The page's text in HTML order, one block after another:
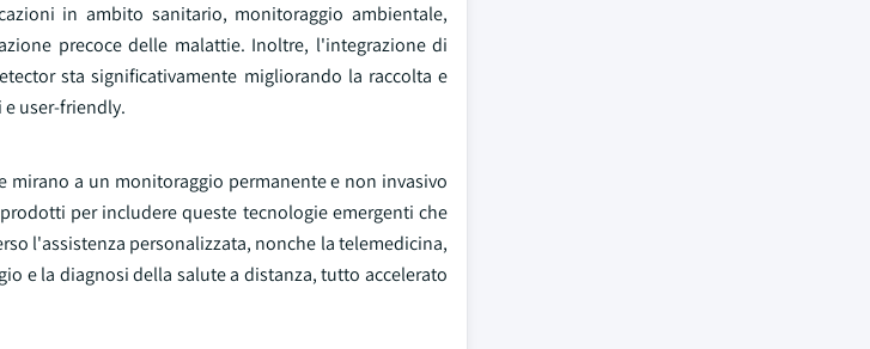
in ambito sanitario, monitoraggio ambientale,
precoce delle malattie. Inoltre, l'integrazione di
sta significativamente migliorando la raccolta e
user-friendly.
a un monitoraggio permanente e non invasivo
per includere queste tecnologie emergenti che
l'assistenza personalizzata, nonche la telemedicina,
e la diagnosi della salute a distanza, tutto accelerato